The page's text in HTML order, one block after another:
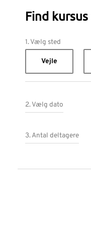
Find
1. Vælg sted
Vejle
2. Vælg dato
3. Antal deltagere